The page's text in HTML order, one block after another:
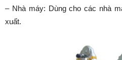
– Nhà máy: Dùng cho các nhà
xuất.